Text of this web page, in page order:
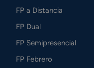
FP a Distancia
FP Dual
FP Semipresencial
FP Febrero